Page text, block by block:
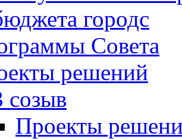
городс
Совета
решений
созыв
Проекты